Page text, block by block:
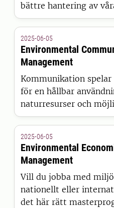
bättre hantering av
2025-06-05
Environmental
Management
Kommunikation
för en hållbar
naturresurser och
hantera miljöfrågor.
2025-06-05
Environmental
Management
Vill du jobba med
nationellt eller
det här rätt